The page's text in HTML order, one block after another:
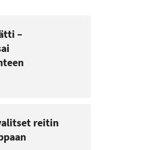
–
reitin